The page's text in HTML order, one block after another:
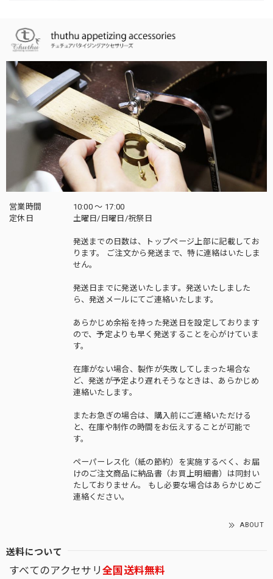
営業時間
10:00 〜 17:00
定休日
土曜日/日曜日/祝祭日
発送までの日数は、トップページ上部に記載してお
ります。 ご注文から発送まで、特に連絡はいたしま
せん。
発送日までに発送いたします。発送いたしました
ら、発送メールにてご連絡いたします。
あらかじめ余裕を持った発送日を設定しております
ので、予定よりも早く発送することを心がけていま
す。
在庫がない場合、製作が失敗してしまった場合な
ど、発送が予定より遅れそうなときは、あらかじめ
連絡いたします。
またお急ぎの場合は、購入前にご連絡いただける
と、在庫や制作の時間をお伝えすることが可能で
す。
ペーパーレス化（紙の節約）を実施するべく、お届
けのご注文商品に納品書（お買上明細書）は同封い
たしておりません。 もし必要な場合はあらかじめご
連絡ください。
ABOUT
送料について
すべてのアクセサリ 全国送料無料